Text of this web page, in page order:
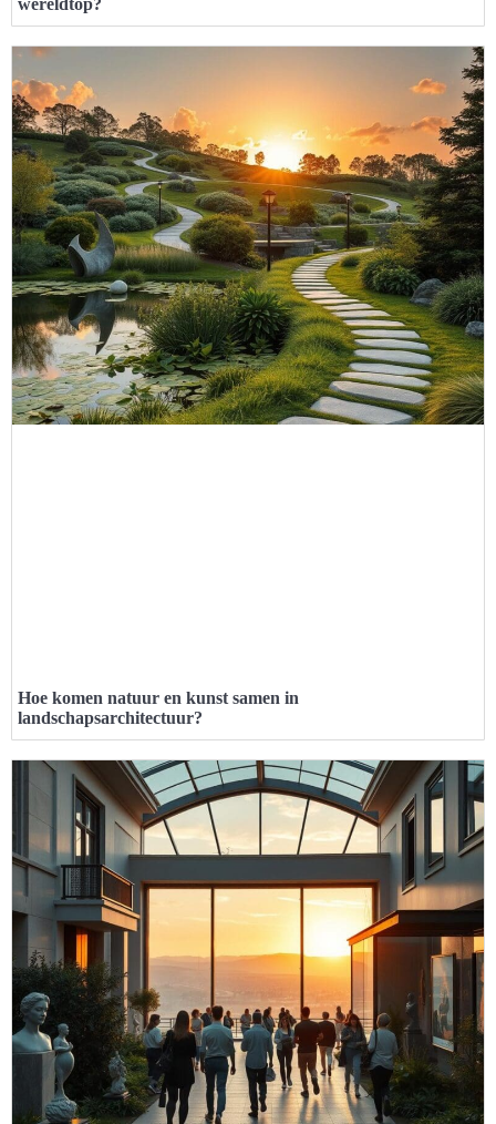
wereldtop?
Hoe komen natuur en kunst samen in
landschapsarchitectuur?